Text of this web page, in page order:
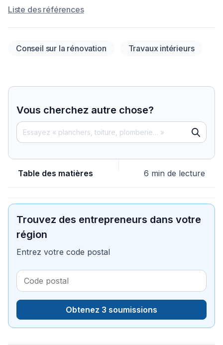
Liste des références
Conseil sur la rénovation Travaux intérieurs
Vous cherchez autre chose?
Table des matières 6 min de lecture
Trouvez des entrepreneurs dans votre
région
Entrez votre code postal
Obtenez 3 soumissions